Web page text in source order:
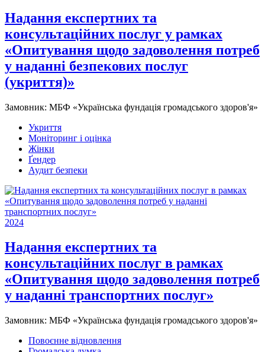
Надання експертних та
консультаційних послуг у рамках
«Опитування щодо задоволення потреб
у наданні безпекових послуг
(укриття)»
Замовник: МБФ «Українська фундація громадського здоров'я»
Укриття
Моніторинг і оцінка
Жінки
Ґендер
Аудит безпеки
2024
Надання експертних та
консультаційних послуг в рамках
«Опитування щодо задоволення потреб
у наданні транспортних послуг»
Замовник: МБФ «Українська фундація громадського здоров'я»
Повоєнне відновлення